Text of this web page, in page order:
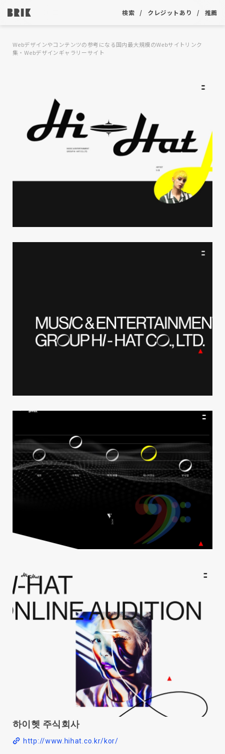
検索 クレジットあり 推薦
Webデザインやコンテンツの参考になる国内最大規模のWebサイトリンク
集・Webデザインギャラリーサイト
하이헷 주식회사
http://www.hihat.co.kr/kor/